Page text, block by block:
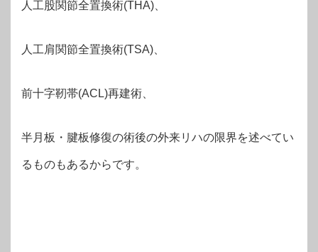
人工股関節全置換術(THA)、
人工肩関節全置換術(TSA)、
前十字靭帯(ACL)再建術、
半月板・腱板修復の術後の外来リハの限界を述べてい
るものもあるからです。